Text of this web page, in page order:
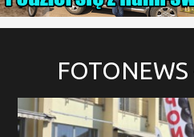
FOTONEWS